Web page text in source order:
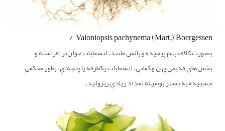
Valoniopsis pachynema (Mart.) Boergessen /
بصورت كلاف بهم پيچيده و بالش مانند. انشعابات جوان‌تر افراشته و
بخش‌هاي قديمي پهن و كماني. انشعابات يكطرفه يا پنجه‌اي. بطور محكمي
چسبيده به بستر بوسيله تعداد زيادي ريزوئيد.